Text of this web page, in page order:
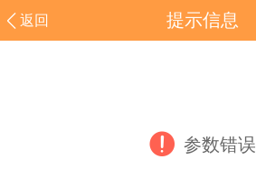
返回 提示信息
参数错误